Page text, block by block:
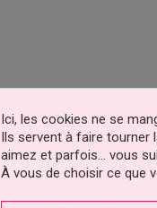
Ici, les cookies ne se
Ils servent à faire tourner
aimez et parfois… vous
À vous de choisir ce que